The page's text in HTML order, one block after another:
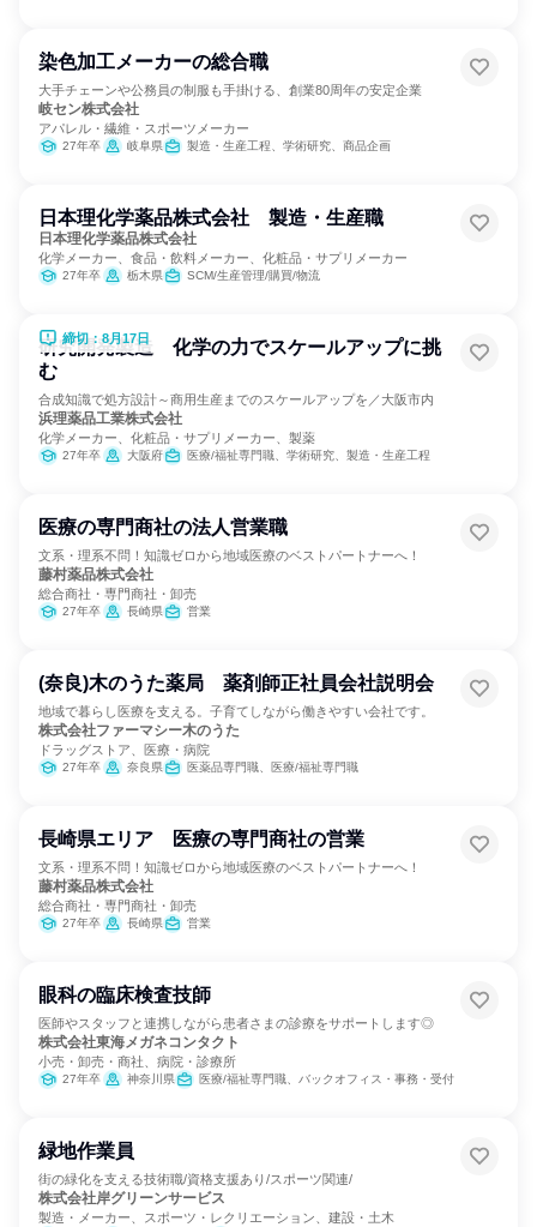
染色加工メーカーの総合職
大手チェーンや公務員の制服も手掛ける、創業80周年の安定企業
岐セン株式会社
アパレル・繊維・スポーツメーカー
27年卒 岐阜県 製造・生産工程、学術研究、商品企画
日本理化学薬品株式会社 製造・生産職
日本理化学薬品株式会社
化学メーカー、食品・飲料メーカー、化粧品・サプリメーカー
27年卒 栃木県 SCM/生産管理/購買/物流
締切：8月17日
研究開発製造 化学の力でスケールアップに挑
む
合成知識で処方設計～商用生産までのスケールアップを／大阪市内
浜理薬品工業株式会社
化学メーカー、化粧品・サプリメーカー、製薬
27年卒 大阪府 医療/福祉専門職、学術研究、製造・生産工程
医療の専門商社の法人営業職
文系・理系不問！知識ゼロから地域医療のベストパートナーへ！
藤村薬品株式会社
総合商社・専門商社・卸売
27年卒 長崎県 営業
(奈良)木のうた薬局 薬剤師正社員会社説明会
地域で暮らし医療を支える。子育てしながら働きやすい会社です。
株式会社ファーマシー木のうた
ドラッグストア、医療・病院
27年卒 奈良県 医薬品専門職、医療/福祉専門職
長崎県エリア 医療の専門商社の営業
文系・理系不問！知識ゼロから地域医療のベストパートナーへ！
藤村薬品株式会社
総合商社・専門商社・卸売
27年卒 長崎県 営業
眼科の臨床検査技師
医師やスタッフと連携しながら患者さまの診療をサポートします◎
株式会社東海メガネコンタクト
小売・卸売・商社、病院・診療所
27年卒 神奈川県 医療/福祉専門職、バックオフィス・事務・受付
緑地作業員
街の緑化を支える技術職/資格支援あり/スポーツ関連/
株式会社岸グリーンサービス
製造・メーカー、スポーツ・レクリエーション、建設・土木